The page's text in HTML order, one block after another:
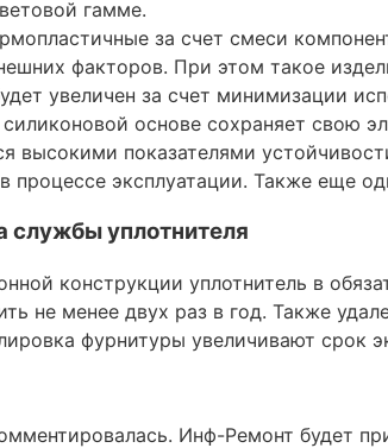
гамме.
за счет смеси
факторов. При этом такое
увеличен за счет минимизации
силиконовой основе сохраняет свою
высокими показателями
процессе эксплуатации. Также еще
службы уплотнителя
конструкции уплотнитель в
не менее двух раз в год. Также
фурнитуры увеличивают срок
Инф-Ремонт будет